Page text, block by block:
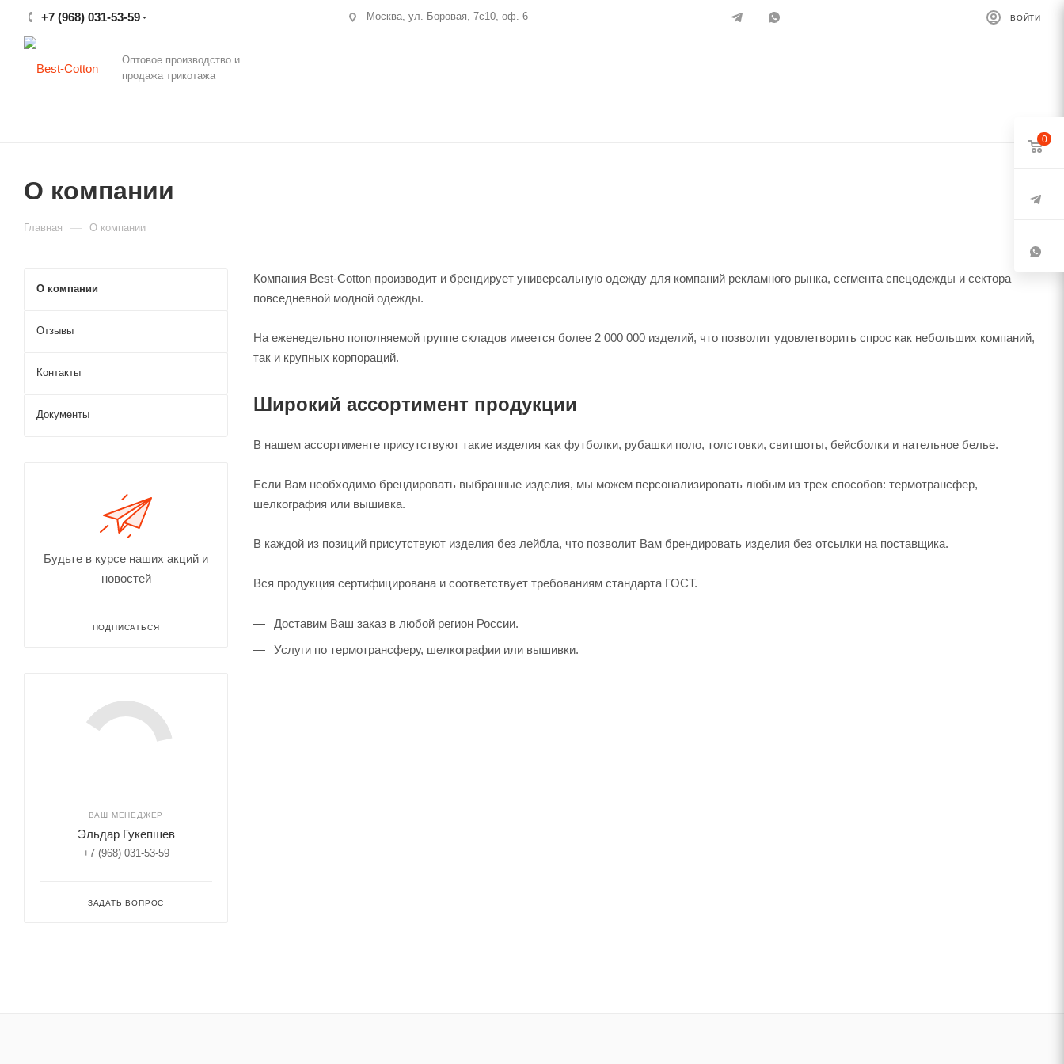
+7 (968) 031-53-59 Москва, ул. Боровая, 7с10, оф. 6 ВОЙТИ
Оптовое производство и
продажа трикотажа
О компании
Главная — О компании
Компания Best-Cotton производит и брендирует универсальную одежду для компаний рекламного рынка, сегмента спецодежды и сектора
повседневной модной одежды.
На еженедельно пополняемой группе складов имеется более 2 000 000 изделий, что позволит удовлетворить спрос как небольших компаний,
так и крупных корпораций.
Широкий ассортимент продукции
В нашем ассортименте присутствуют такие изделия как футболки, рубашки поло, толстовки, свитшоты, бейсболки и нательное белье.
Если Вам необходимо брендировать выбранные изделия, мы можем персонализировать любым из трех способов: термотрансфер,
шелкография или вышивка.
В каждой из позиций присутствуют изделия без лейбла, что позволит Вам брендировать изделия без отсылки на поставщика.
Вся продукция сертифицирована и соответствует требованиям стандарта ГОСТ.
Доставим Ваш заказ в любой регион России.
Услуги по термотрансферу, шелкографии или вышивки.
О компании
Отзывы
Контакты
Документы
Будьте в курсе наших акций и
новостей
ПОДПИСАТЬСЯ
ВАШ МЕНЕДЖЕР
Эльдар Гукепшев
+7 (968) 031-53-59
ЗАДАТЬ ВОПРОС
0